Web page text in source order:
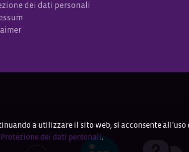
dei dati personali
a utilizzare il sito web, si acconsente all'uso
Protezione dei dati personali.